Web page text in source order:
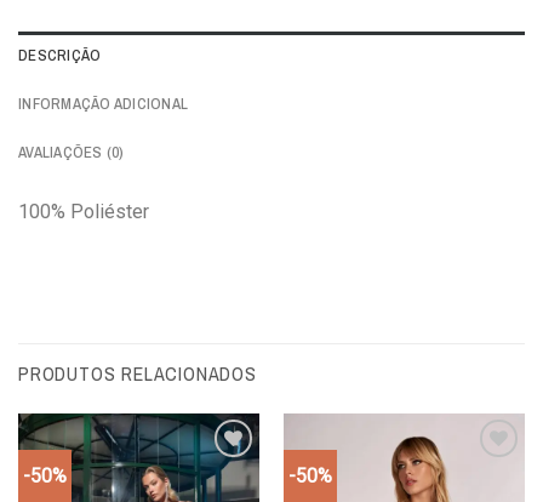
DESCRIÇÃO
INFORMAÇÃO ADICIONAL
AVALIAÇÕES (0)
100% Poliéster
PRODUTOS RELACIONADOS
-50%
Add to
wishlist
-50%